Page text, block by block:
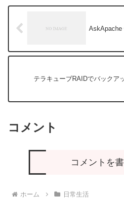
AskApache
テラキューブRAIDでバックア
コメント
コメントを
ホーム 日常生活